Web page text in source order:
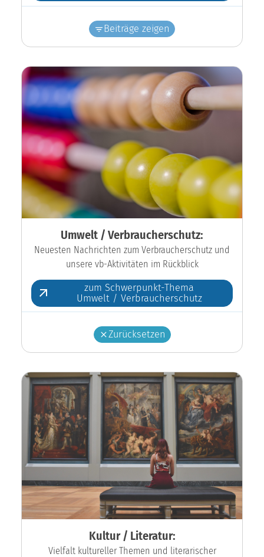
Beiträge zeigen
Umwelt / Verbraucherschutz:
Neuesten Nachrichten zum Verbraucherschutz und
unsere vb-Aktivitäten im Rückblick
zum Schwerpunkt-Thema
Umwelt / Verbraucherschutz
Zurücksetzen
Kultur / Literatur:
Vielfalt kultureller Themen und literarischer